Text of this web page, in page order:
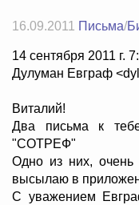
16.09.2011 Письма/
14 сентября 2011 г.
Дулуман Евграф
Виталий!
Два письма к
"СОТРЕФ"
Одно из них, очень
высылаю в
С уважением